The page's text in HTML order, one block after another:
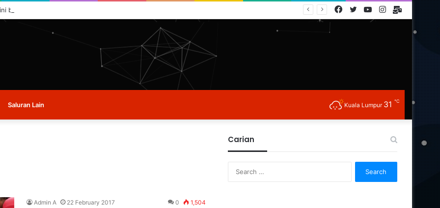
buat masa ini.
E-
Instagram
YouTube
Twitter
Facebook
Saluran Lain Kuala Lumpur 31 ℃
Admin A 22 February 2017 0 1,504
Carian